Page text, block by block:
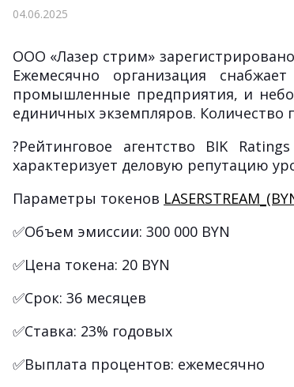
04.06.2025
ООО «Лазер стрим»
Ежемесячно организация
промышленные предприятия, и
единичных экземпляров. Количество
?Рейтинговое агентство BIK Ratings
характеризует деловую репутацию
Параметры токенов
✅Объем эмиссии: 300 000 BYN
✅Цена токена: 20 BYN
✅Срок: 36 месяцев
✅Ставка: 23% годовых
✅Выплата процентов: ежемесячно